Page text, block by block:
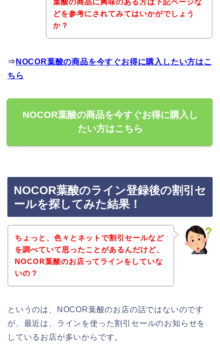
葉酸の商品に興味のある方は下記ページな
どを参考にされてみてはいかがでしょう
か？
⇒ NOCOR葉酸の商品を今すぐお得に購入したい方はこ
ちら
NOCOR葉酸の商品を今すぐお得に購入し
たい方はこちら
NOCOR葉酸のライン登録後の割引セ
ールを探してみた結果！
ちょっと、色々とネットで割引セールなど
を調べていて思ったことがあるんだけど、
NOCOR葉酸のお店ってラインをしていな
いの？
というのは、NOCOR葉酸のお店の話ではないのです
が、最近は、ラインを使った割引セールのお知らせを
しているお店が多いからです。